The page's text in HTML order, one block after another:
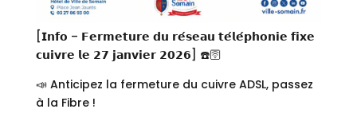
[𝗜𝗻𝗳𝗼 – 𝗙𝗲𝗿𝗺𝗲𝘁𝘂𝗿𝗲 𝗱𝘂 𝗿𝗲́𝘀𝗲𝗮𝘂 𝘁𝗲́𝗹𝗲́𝗽𝗵𝗼𝗻𝗶𝗲 𝗳𝗶𝘅𝗲
𝗰𝘂𝗶𝘃𝗿𝗲 𝗹𝗲 𝟮𝟳 𝗷𝗮𝗻𝘃𝗶𝗲𝗿 𝟮𝟬𝟮𝟲] ☎️🛜
📣Anticipez la fermeture du cuivre ADSL, passez
à la Fibre !